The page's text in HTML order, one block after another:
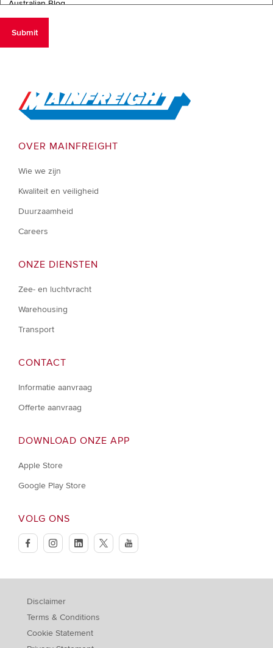
Go to Home
OVER MAINFREIGHT
Wie we zijn
Kwaliteit en veiligheid
Duurzaamheid
Careers
ONZE DIENSTEN
Zee- en luchtvracht
Warehousing
Transport
CONTACT
Informatie aanvraag
Offerte aanvraag
DOWNLOAD ONZE APP
Apple Store
Google Play Store
VOLG ONS
facebookinstagramlinkedintwitteryoutube
Disclaimer
Terms & Conditions
Cookie Statement